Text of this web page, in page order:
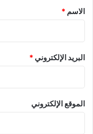
*
الاسم *
البريد الإلكتروني *
الموقع الإلكتروني